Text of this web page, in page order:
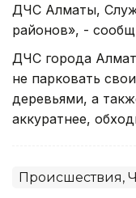
ДЧС Алматы,
районов», -
ДЧС города
не парковать
деревьями, а
аккуратнее,
Происшествия,